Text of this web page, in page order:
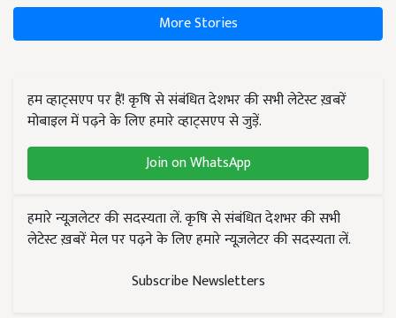
More Stories
हम व्हाट्सएप पर हैं! कृषि से संबंधित देशभर की सभी लेटेस्ट ख़बरें
मोबाइल में पढ़ने के लिए हमारे व्हाट्सएप से जुड़ें.
Join on WhatsApp
हमारे न्यूज़लेटर की सदस्यता लें. कृषि से संबंधित देशभर की सभी
लेटेस्ट ख़बरें मेल पर पढ़ने के लिए हमारे न्यूज़लेटर की सदस्यता लें.
Subscribe Newsletters